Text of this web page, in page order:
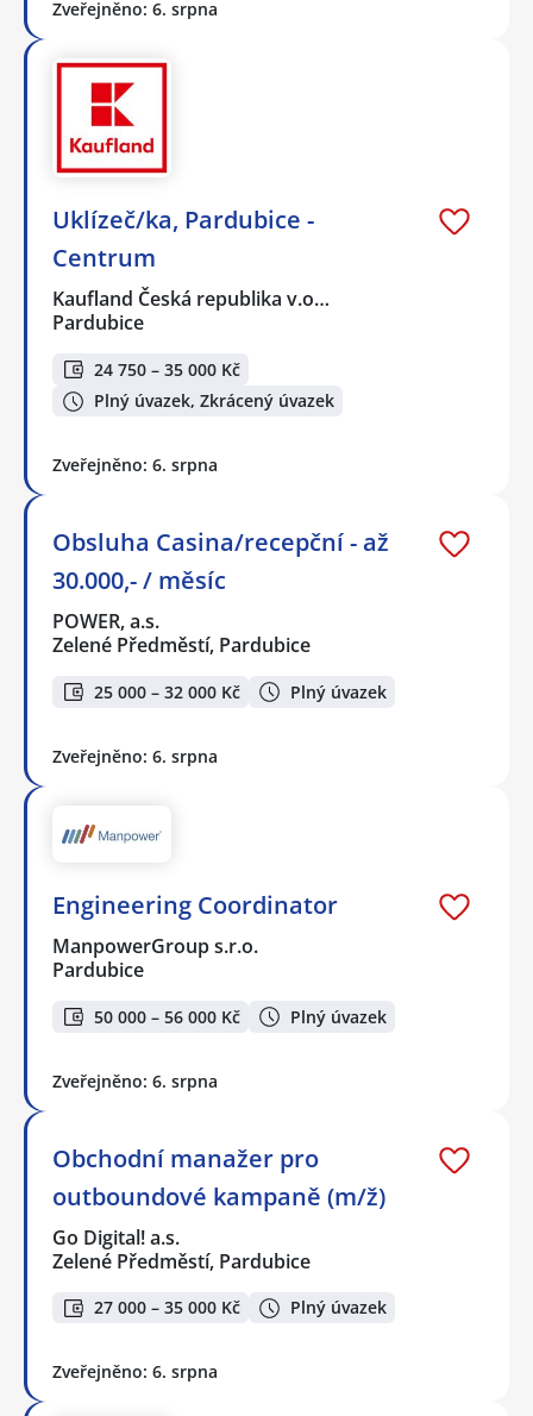
Zveřejněno: 6. srpna
Uklízeč/ka, Pardubice -
Centrum
Kaufland Česká republika v.o…
Pardubice
24 750 – 35 000 Kč
Plný úvazek, Zkrácený úvazek
Zveřejněno: 6. srpna
Obsluha Casina/recepční - až
30.000,- / měsíc
POWER, a.s.
Zelené Předměstí, Pardubice
25 000 – 32 000 Kč Plný úvazek
Zveřejněno: 6. srpna
Engineering Coordinator
ManpowerGroup s.r.o.
Pardubice
50 000 – 56 000 Kč Plný úvazek
Zveřejněno: 6. srpna
Obchodní manažer pro
outboundové kampaně (m/ž)
Go Digital! a.s.
Zelené Předměstí, Pardubice
27 000 – 35 000 Kč Plný úvazek
Zveřejněno: 6. srpna